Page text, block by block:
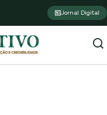
Jornal Digital